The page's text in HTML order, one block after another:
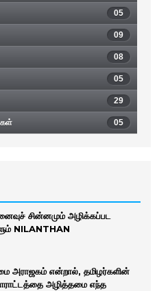
05
09
08
05
29
05
சின்னமும் அழிக்கப்பட
NILANTHAN
அராஜகம் என்றால், தமிழர்களின்
அழித்தமை எந்த